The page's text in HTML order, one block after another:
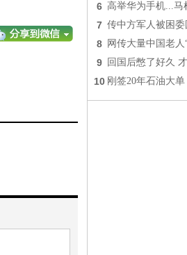
6 高举华为手机...马
7 传中方军人被困
8 网传大量中国老
9 回国后憋了好久
10 刚签20年石油大